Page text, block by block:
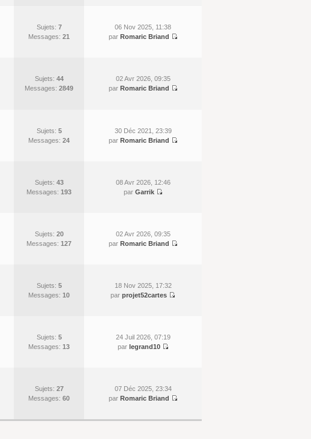
Sujets: 7
Messages: 21
06 Nov 2025, 11:38
par Romaric Briand
Sujets: 44
Messages: 2849
02 Avr 2026, 09:35
par Romaric Briand
Sujets: 5
Messages: 24
30 Déc 2021, 23:39
par Romaric Briand
Sujets: 43
Messages: 193
08 Avr 2026, 12:46
par Garrik
Sujets: 20
Messages: 127
02 Avr 2026, 09:35
par Romaric Briand
Sujets: 5
Messages: 10
18 Nov 2025, 17:32
par projet52cartes
Sujets: 5
Messages: 13
24 Juil 2026, 07:19
par legrand10
Sujets: 27
Messages: 60
07 Déc 2025, 23:34
par Romaric Briand